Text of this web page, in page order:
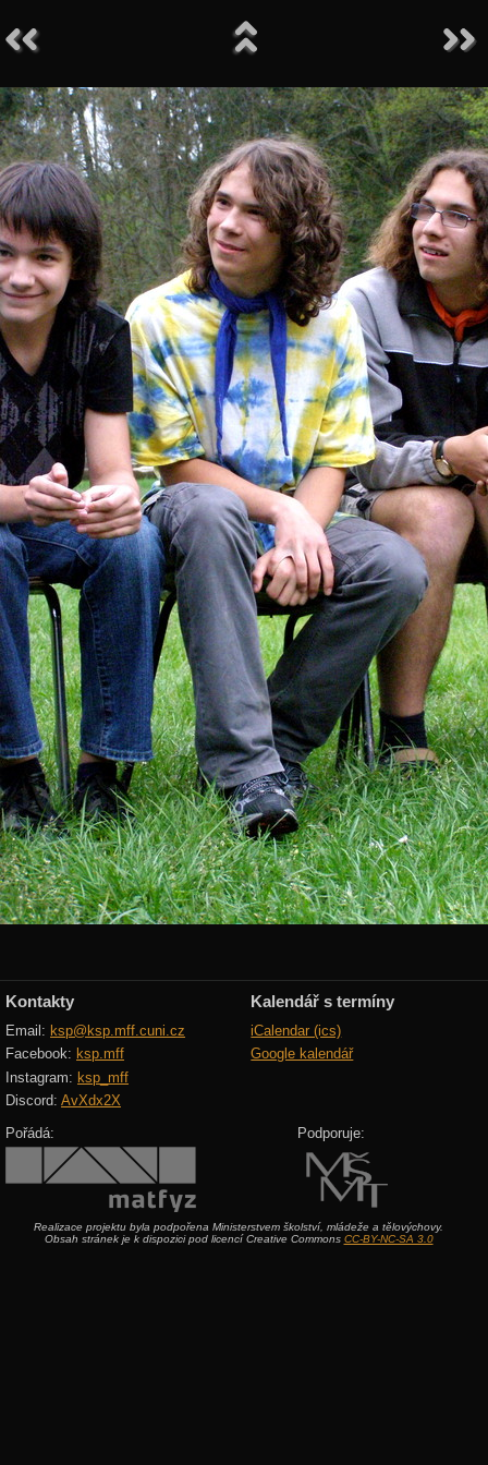
Kontakty
Email: ksp@ksp.mff.cuni.cz
Facebook: ksp.mff
Instagram: ksp_mff
Discord: AvXdx2X
Kalendář s termíny
iCalendar (ics)
Google kalendář
Pořádá: Podporuje:
Realizace projektu byla podpořena Ministerstvem školství, mládeže a tělovýchovy.
Obsah stránek je k dispozici pod licencí Creative Commons CC-BY-NC-SA 3.0